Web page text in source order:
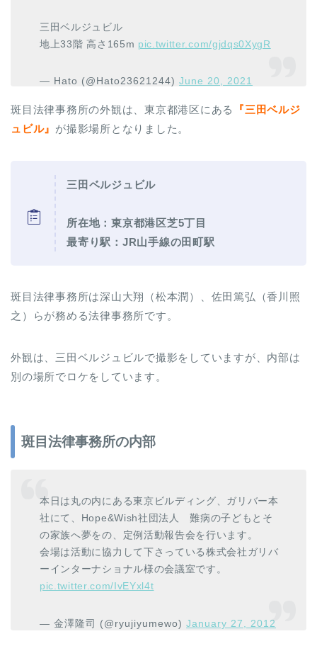
三田ベルジュビル
地上33階 高さ165m pic.twitter.com/gjdqs0XygR
— Hato (@Hato23621244)June 20, 2021
斑目法律事務所の外観は、東京都港区にある 『三田ベルジ
ュビル』 が撮影場所となりました。
三田ベルジュビル
所在地：東京都港区芝5丁目
最寄り駅：JR山手線の田町駅
斑目法律事務所は深山大翔（松本潤）、佐田篤弘（香川照
之）らが務める法律事務所です。
外観は、三田ベルジュビルで撮影をしていますが、内部は
別の場所でロケをしています。
斑目法律事務所の内部
本日は丸の内にある東京ビルディング、ガリバー本
社にて、Hope&Wish社団法人 難病の子どもとそ
の家族へ夢をの、定例活動報告会を行います。
会場は活動に協力して下さっている株式会社ガリバ
ーインターナショナル様の会議室です。
pic.twitter.com/IvEYxl4t
— 金澤隆司 (@ryujiyumewo)January 27, 2012